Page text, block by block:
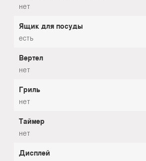
нет
Ящик для посуды
есть
Вертел
нет
Гриль
нет
Таймер
нет
Дисплей